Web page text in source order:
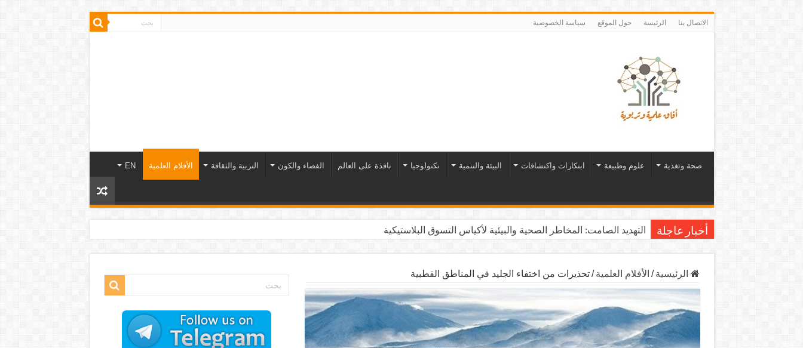
الاتصال بنا الرئيسة حول الموقع سياسة الخصوصية
صحة وتغذية علوم وطبيعة ابتكارات واكتشافات البيئة والتنمية تكنولوجيا نافذة على العالم الفضاء والكون التربية والثقافة الأفلام العلمية EN
أخبار عاجلة التهديد الصامت: المخاطر الصحية والبيئية لأكياس التسوق البلاستيكية
الرئيسية / الأفلام العلمية / تحذيرات من اختفاء الجليد في المناطق القطبية